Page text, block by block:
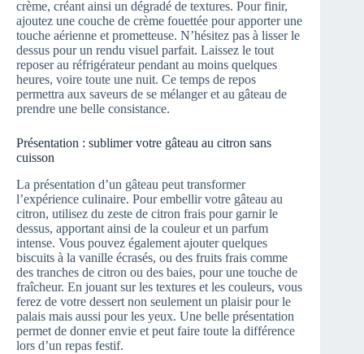
crème, créant ainsi un dégradé de textures. Pour finir,
ajoutez une couche de crème fouettée pour apporter une
touche aérienne et prometteuse. N’hésitez pas à lisser le
dessus pour un rendu visuel parfait. Laissez le tout
reposer au réfrigérateur pendant au moins quelques
heures, voire toute une nuit. Ce temps de repos
permettra aux saveurs de se mélanger et au gâteau de
prendre une belle consistance.
Présentation : sublimer votre gâteau au citron sans
cuisson
La présentation d’un gâteau peut transformer
l’expérience culinaire. Pour embellir votre gâteau au
citron, utilisez du zeste de citron frais pour garnir le
dessus, apportant ainsi de la couleur et un parfum
intense. Vous pouvez également ajouter quelques
biscuits à la vanille écrasés, ou des fruits frais comme
des tranches de citron ou des baies, pour une touche de
fraîcheur. En jouant sur les textures et les couleurs, vous
ferez de votre dessert non seulement un plaisir pour le
palais mais aussi pour les yeux. Une belle présentation
permet de donner envie et peut faire toute la différence
lors d’un repas festif.